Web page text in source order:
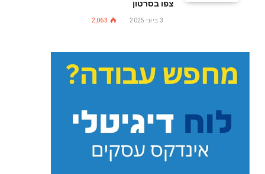
צפו בסרטון
3 ביוני 2025 2,063